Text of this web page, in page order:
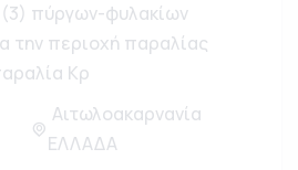
πύργων-φυλακίων
την περιοχή παραλίας
Κρ
Αιτωλοακαρνανία
ΕΛΛΑΔΑ